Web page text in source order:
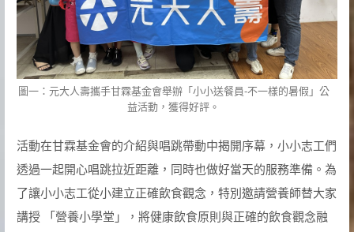
圖一：元大人壽攜手甘霖基金會舉辦「小小送餐員-不一樣的暑假」公
益活動，獲得好評。
活動在甘霖基金會的介紹與唱跳帶動中揭開序幕，小小志工們
透過一起開心唱跳拉近距離，同時也做好當天的服務準備。為
了讓小小志工從小建立正確飲食觀念，特別邀請營養師替大家
講授 「營養小學堂」，將健康飲食原則與正確的飲食觀念融